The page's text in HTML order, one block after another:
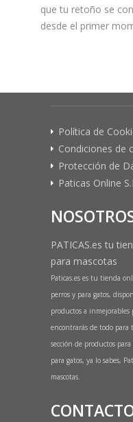
que tu retoño se
desde el primer
Política de
Condiciones de
Protección de
Paticas Online
PATICAS.es tu
para mascotas
Paticas.es es tu tienda
perros y para gatos,
productos a
encontrarás de todo
sección de productos
para gatos, ya lo sabes,
mascotas.